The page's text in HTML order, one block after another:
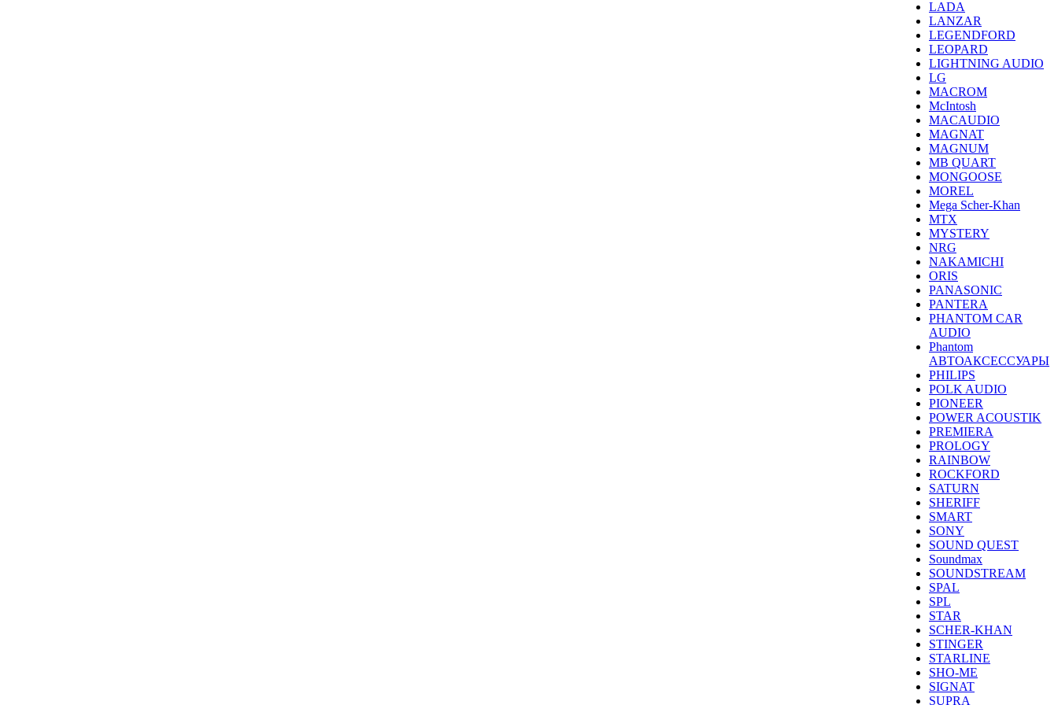
LADA
LANZAR
LEGENDFORD
LEOPARD
LIGHTNING AUDIO
LG
MACROM
McIntosh
MACAUDIO
MAGNAT
MAGNUM
MB QUART
MONGOOSE
MOREL
Mega Scher-Khan
MTX
MYSTERY
NRG
NAKAMICHI
ORIS
PANASONIC
PANTERA
PHANTOM CAR
AUDIO
Phantom
АВТОАКСЕССУАРЫ
PHILIPS
POLK AUDIO
PIONEER
POWER ACOUSTIK
PREMIERA
PROLOGY
RAINBOW
ROCKFORD
SATURN
SHERIFF
SMART
SONY
SOUND QUEST
Soundmax
SOUNDSTREAM
SPAL
SPL
STAR
SCHER-KHAN
STINGER
STARLINE
SHO-ME
SIGNAT
SUPRA